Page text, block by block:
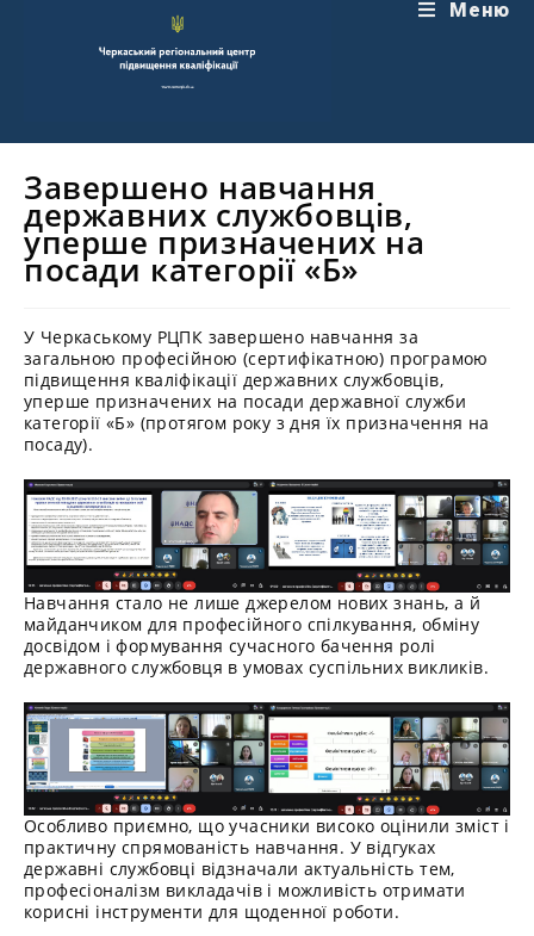
Меню
Завершено навчання
державних службовців,
уперше призначених на
посади категорії «Б»
У Черкаському РЦПК завершено навчання за
загальною професійною (сертифікатною) програмою
підвищення кваліфікації державних службовців,
уперше призначених на посади державної служби
категорії «Б» (протягом року з дня їх призначення на
посаду).
Навчання стало не лише джерелом нових знань, а й
майданчиком для професійного спілкування, обміну
досвідом і формування сучасного бачення ролі
державного службовця в умовах суспільних викликів.
Особливо приємно, що учасники високо оцінили зміст і
практичну спрямованість навчання. У відгуках
державні службовці відзначали актуальність тем,
професіоналізм викладачів і можливість отримати
корисні інструменти для щоденної роботи.